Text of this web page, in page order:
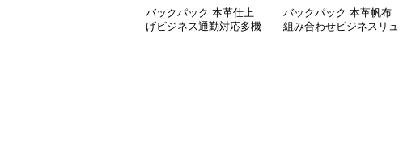
バックパック 本革仕上
げビジネス通勤対応多機
バックパック 本革帆布
組み合わせビジネスリュ